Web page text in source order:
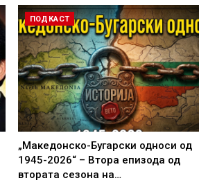
ПОДКАСТ
„Македонско-Бугарски односи од
1945-2026“ – Втора епизода од
втората сезона на…